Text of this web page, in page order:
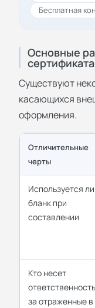
Бесплатная
Основные
сертификата
Существуют
касающихся
оформления.
Отличительные
черты
Используется ли
бланк при
составлении
Кто несет
ответственность
за отраженные в